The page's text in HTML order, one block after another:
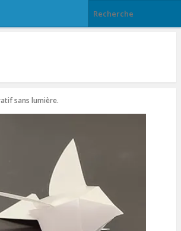
sans lumière.